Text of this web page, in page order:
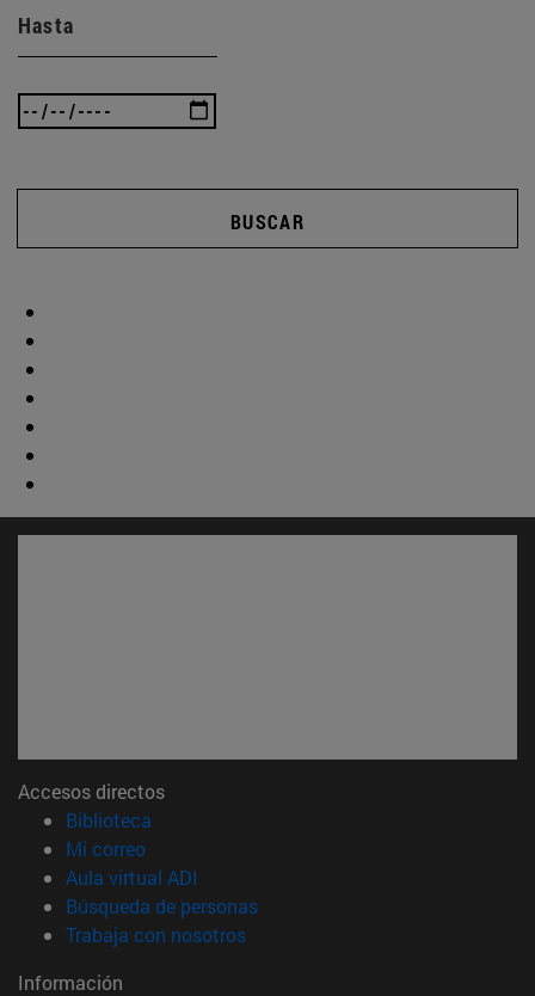
Hasta
BUSCAR
Accesos directos
Biblioteca
Mi correo(abre en nueva ventana)
Aula virtual ADI
Búsqueda de personas(abre en nueva ventana)
Trabaja con nosotros(abre en nueva ventana)
Información